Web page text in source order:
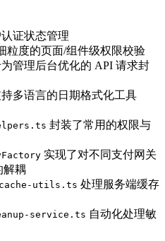
证状态管理
粒度的页面/组件级权限校验
为管理后台优化的 API 请求封
持多语言的日期格式化工具
封装了常用的权限与
实现了对不同支付网关
解耦
cache-utils.ts 处理服务端缓存
service.ts 自动化处理敏